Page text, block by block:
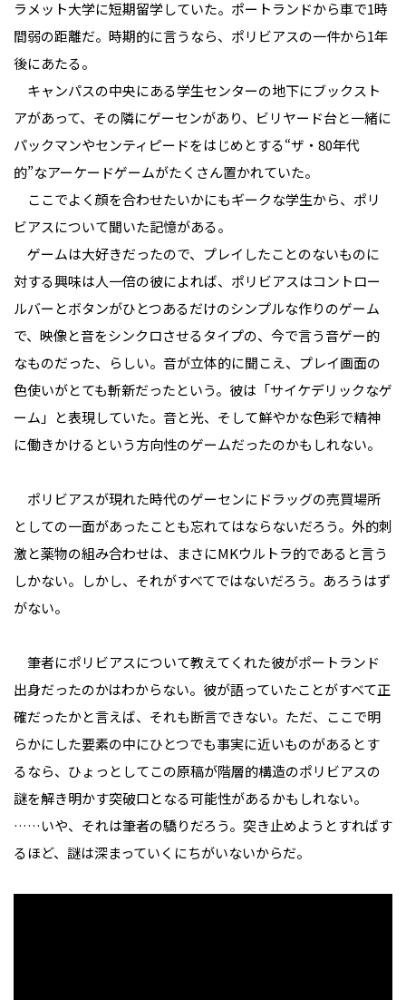
ラメット大学に短期留学していた。ポートランドから車で1時
間弱の距離だ。時期的に言うなら、ポリビアスの一件から1年
後にあたる。
キャンパスの中央にある学生センターの地下にブックスト
アがあって、その隣にゲーセンがあり、ビリヤード台と一緒に
パックマンやセンティピードをはじめとする“ザ・80年代
的”なアーケードゲームがたくさん置かれていた。
ここでよく顔を合わせたいかにもギークな学生から、ポリ
ビアスについて聞いた記憶がある。
ゲームは大好きだったので、プレイしたことのないものに
対する興味は人一倍の彼によれば、ポリビアスはコントロー
ルバーとボタンがひとつあるだけのシンプルな作りのゲーム
で、映像と音をシンクロさせるタイプの、今で言う音ゲー的
なものだった、らしい。音が立体的に聞こえ、プレイ画面の
色使いがとても斬新だったという。彼は「サイケデリックなゲ
ーム」と表現していた。音と光、そして鮮やかな色彩で精神
に働きかけるという方向性のゲームだったのかもしれない。
ポリビアスが現れた時代のゲーセンにドラッグの売買場所
としての一面があったことも忘れてはならないだろう。外的刺
激と薬物の組み合わせは、まさにMKウルトラ的であると言う
しかない。しかし、それがすべてではないだろう。あろうはず
がない。
筆者にポリビアスについて教えてくれた彼がポートランド
出身だったのかはわからない。彼が語っていたことがすべて正
確だったかと言えば、それも断言できない。ただ、ここで明
らかにした要素の中にひとつでも事実に近いものがあるとす
るなら、ひょっとしてこの原稿が階層的構造のポリビアスの
謎を解き明かす突破口となる可能性があるかもしれない。
……いや、それは筆者の驕りだろう。突き止めようとすればす
るほど、謎は深まっていくにちがいないからだ。